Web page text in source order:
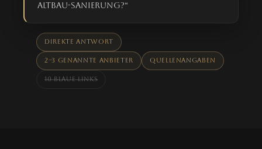
Altbau-Sanierung?“
Direkte Antwort
2–3 genannte Anbieter Quellenangaben
10 blaue Links